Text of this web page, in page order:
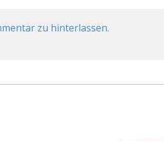
zu hinterlassen.